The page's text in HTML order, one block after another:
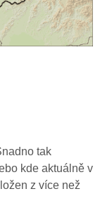
tak
kde aktuálně v
z více než